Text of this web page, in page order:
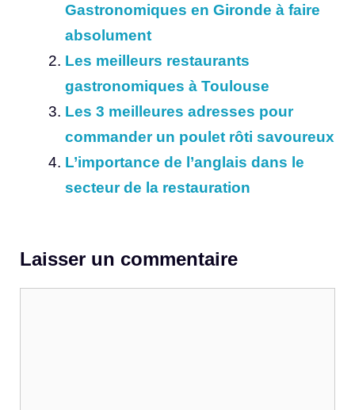
Gastronomiques en Gironde à faire
absolument
Les meilleurs restaurants
gastronomiques à Toulouse
Les 3 meilleures adresses pour
commander un poulet rôti savoureux
L’importance de l’anglais dans le
secteur de la restauration
Laisser un commentaire